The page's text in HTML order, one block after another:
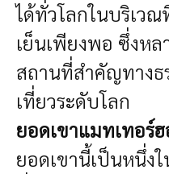
ได้ทั่วโลกในบริเว
เย็นเพียงพอ ซึ่งหล
สถานที่สำคัญทาง
เที่ยวระดับโลก
ยอดเขาแมทเทอร์
ยอดเขานี้เป็นหนึ่ง